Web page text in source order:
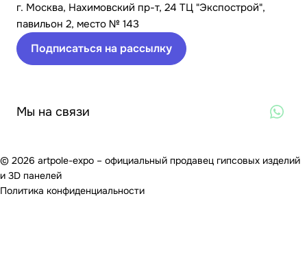
г. Москва, Нахимовский пр-т, 24 ТЦ "Экспострой",
павильон 2, место № 143
Подписаться на рассылку
Мы на связи
© 2026 artpole-expo – официальный продавец гипсовых изделий
и 3D панелей
Политика конфиденциальности